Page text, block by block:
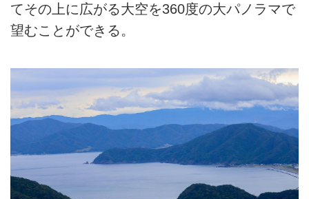
てその上に広がる大空を360度の大パノラマで
望むことができる。